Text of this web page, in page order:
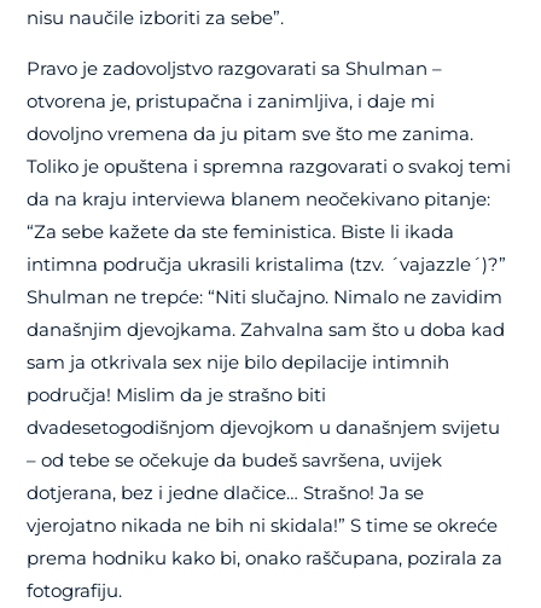
nisu naučile izboriti za sebe”.
Pravo je zadovoljstvo razgovarati sa Shulman –
otvorena je, pristupačna i zanimljiva, i daje mi
dovoljno vremena da ju pitam sve što me zanima.
Toliko je opuštena i spremna razgovarati o svakoj temi
da na kraju interviewa blanem neočekivano pitanje:
“Za sebe kažete da ste feministica. Biste li ikada
intimna područja ukrasili kristalima (tzv. ´vajazzle´)?”
Shulman ne trepće: “Niti slučajno. Nimalo ne zavidim
današnjim djevojkama. Zahvalna sam što u doba kad
sam ja otkrivala sex nije bilo depilacije intimnih
područja! Mislim da je strašno biti
dvadesetogodišnjom djevojkom u današnjem svijetu
– od tebe se očekuje da budeš savršena, uvijek
dotjerana, bez i jedne dlačice… Strašno! Ja se
vjerojatno nikada ne bih ni skidala!” S time se okreće
prema hodniku kako bi, onako raščupana, pozirala za
fotografiju.